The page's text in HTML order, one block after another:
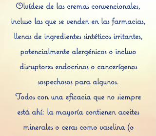
Olvídese de las cremas convencionales,
incluso las que se venden en las farmacias,
llenas de ingredientes sintéticos irritantes,
potencialmente alergénicos o incluso
disruptores endocrinos o cancerígenos
sospechosos para algunos.
Todos con una eficacia que no siempre
está ahí: la mayoría contienen aceites
minerales o ceras como vaselina (o